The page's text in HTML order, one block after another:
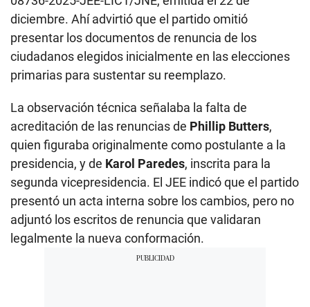
diciembre. Ahí advirtió que el partido omitió
presentar los documentos de renuncia de los
ciudadanos elegidos inicialmente en las elecciones
primarias para sustentar su reemplazo.
La observación técnica señalaba la falta de
acreditación de las renuncias de Phillip Butters,
quien figuraba originalmente como postulante a la
presidencia, y de Karol Paredes, inscrita para la
segunda vicepresidencia. El JEE indicó que el partido
presentó un acta interna sobre los cambios, pero no
adjuntó los escritos de renuncia que validaran
legalmente la nueva conformación.